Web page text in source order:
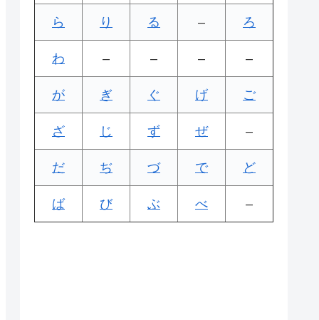
ら り る – ろ
わ – – – –
が ぎ ぐ げ ご
ざ じ ず ぜ –
だ ぢ づ で ど
ば び ぶ べ –